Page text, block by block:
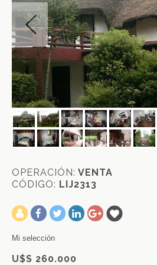
OPERACIÓN: VENTA
CÓDIGO: LIJ2313
-
Mi selección
U$S 260.000